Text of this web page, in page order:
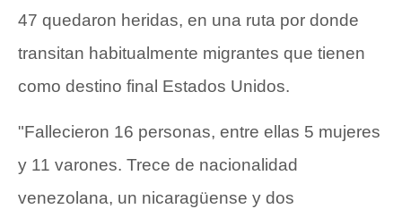
47 quedaron heridas, en una ruta por donde
transitan habitualmente migrantes que tienen
como destino final Estados Unidos.
"Fallecieron 16 personas, entre ellas 5 mujeres
y 11 varones. Trece de nacionalidad
venezolana, un nicaragüense y dos